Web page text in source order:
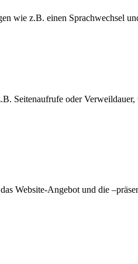
wie z.B. einen Sprachwechsel
Seitenaufrufe oder
Website-Angebot und die